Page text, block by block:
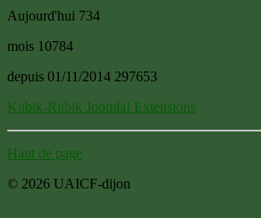
Aujourd'hui 734
mois 10784
depuis 01/11/2014 297653
Kubik-Rubik Joomla! Extensions
Haut de page
© 2026 UAICF-dijon